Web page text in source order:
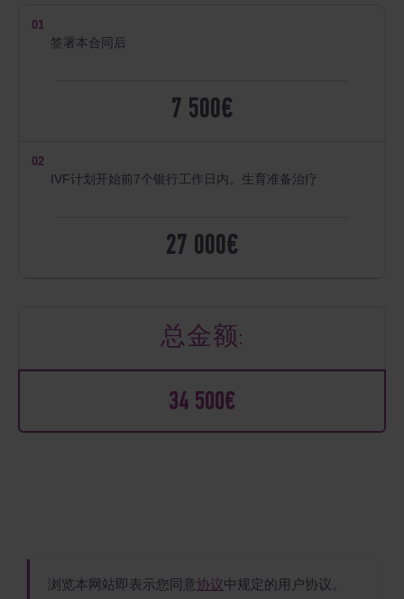
01
签署本合同后
7 500€
02
IVF计划开始前7个银行工作日内。生育准备治疗
27 000€
总金额:
34 500€
浏览本网站即表示您同意 协议中规定的用户协议。